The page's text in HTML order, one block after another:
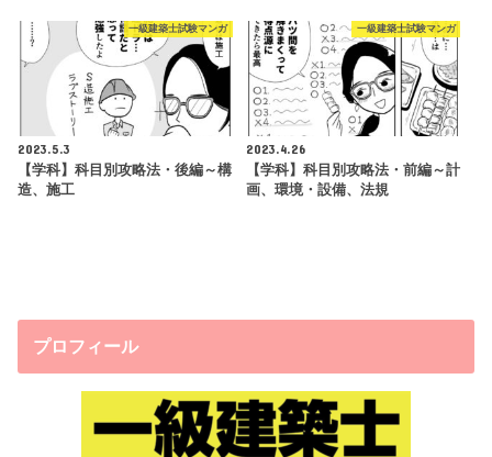
一級建築士試験マンガ
2023.5.3
【学科】科目別攻略法・後編～構
造、施工
一級建築士試験マンガ
2023.4.26
【学科】科目別攻略法・前編～計
画、環境・設備、法規
プロフィール